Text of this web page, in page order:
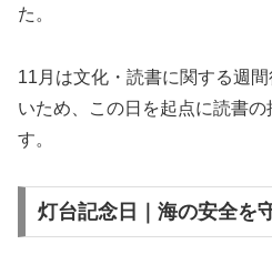
た。
11月は文化・読書に関する週
いため、この日を起点に読書
す。
灯台記念日｜海の安全を